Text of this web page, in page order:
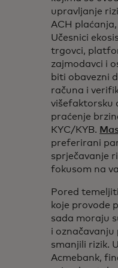
upravljanje
ACH
Učesnici
trgovci,
zajmodavci i
biti obavezni
računa i
višefaktorsku
praćenje
KYC/KYB.
preferirani
sprječavanje
fokusom na
Pored
koje provode
sada moraju
i označavanju
smanjili rizik.
Acmebank,